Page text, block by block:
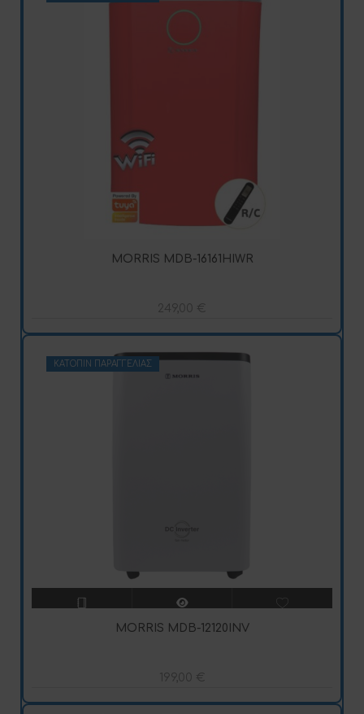
MORRIS MDB-16161HIWR
249,00 €
ΚΑΤΌΠΙΝ ΠΑΡΑΓΓΕΛΊΑΣ
MORRIS MDB-12120INV
199,00 €